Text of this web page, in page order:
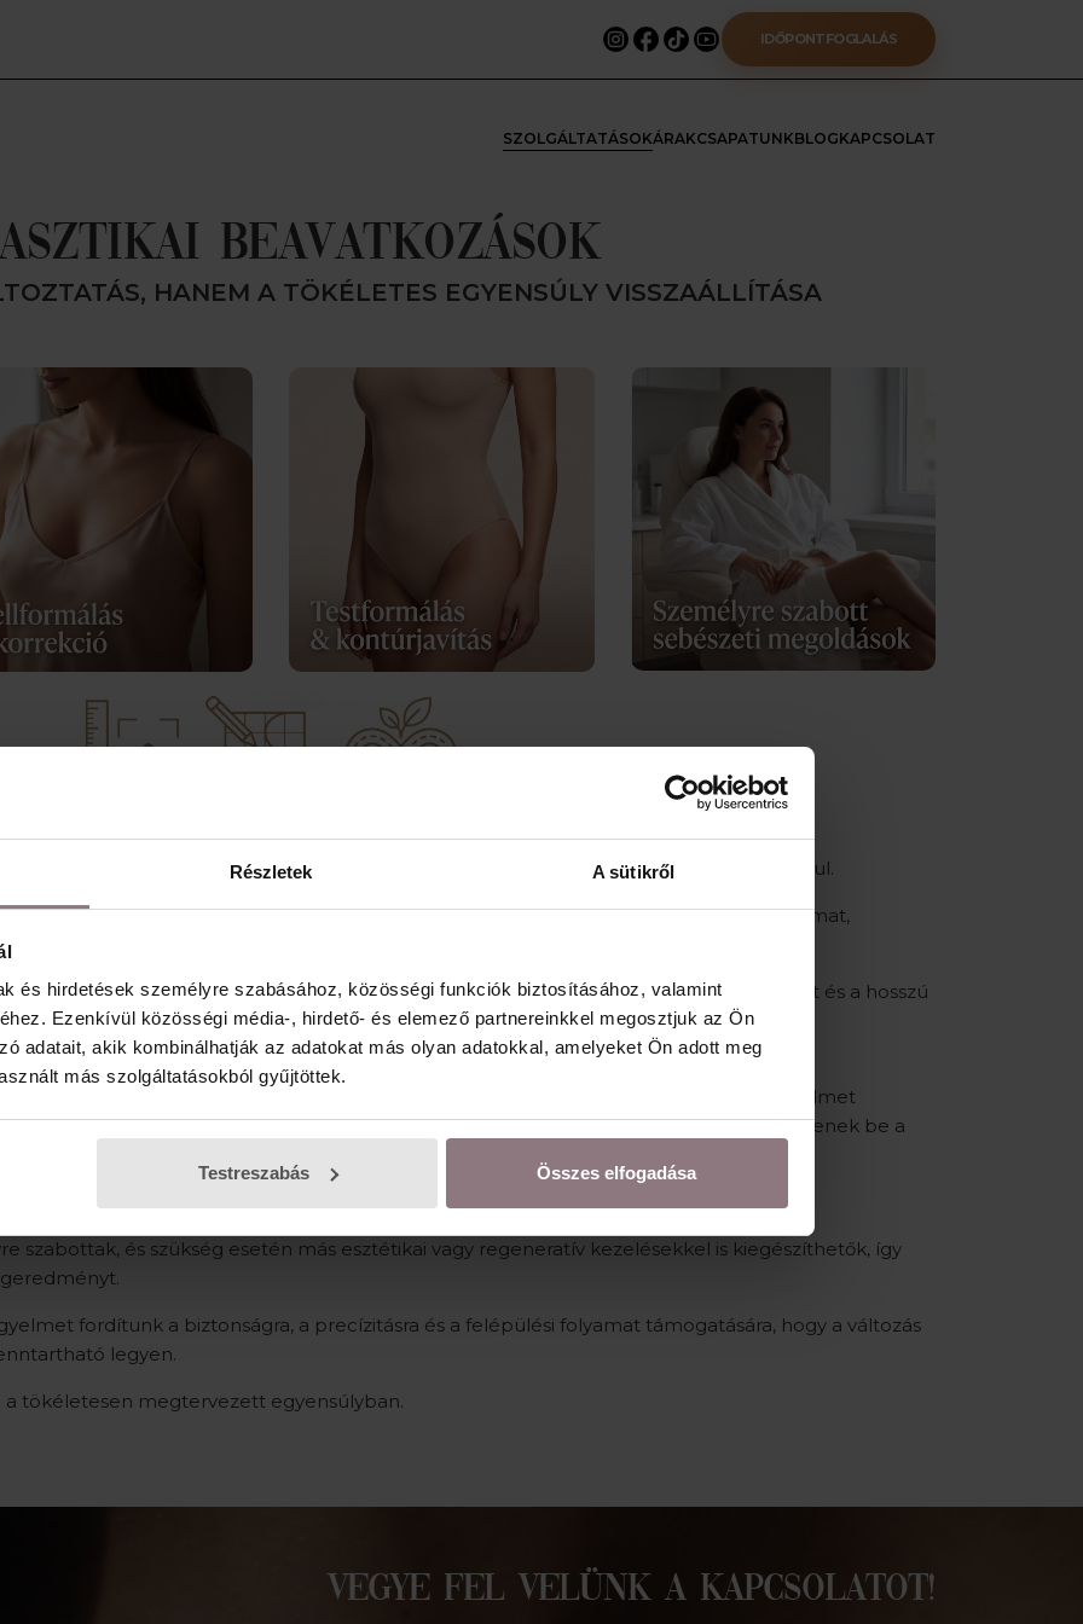
Részletek A sütikről
és hirdetések személyre szabásához, közösségi funkciók biztosításához, valamint
Ezenkívül közösségi média-, hirdető- és elemező partnereinkkel megosztjuk az Ön
adatait, akik kombinálhatják az adatokat más olyan adatokkal, amelyeket Ön adott meg
más szolgáltatásokból gyűjtöttek.
Testreszabás Összes elfogadása
IDŐPONTFOGLALÁS
SZOLGÁLTATÁSOKÁRAKCSAPATUNKBLOGKAPCSOLAT
BEAVATKOZÁSOK
HANEM A TÖKÉLETES EGYENSÚLY VISSZAÁLLÍTÁSA
ahol az orvosi szakértelem a természetes harmónia megteremtésével párosul.
esztétikai beavatkozások sorozata, hanem egy tudatos, orvosi alapokon nyugvó folyamat,
természetes megjelenés finomítása.
kezdődik, ahol nemcsak az esztétikai igényeket, hanem az anatómiai adottságokat és a hosszú
nem a megváltoztatás, hanem az egyensúly visszaállítása – úgy, hogy az eredmény
szakmai edukáció és a nemzetközi trendek aktív követése adja. Kiemelt figyelmet
modern technológiák ne öncélúan, hanem valódi szakmai indokoltság mentén kerüljenek be a
szakmai háttér, precíz tervezés és egyéni szemlélet áll.
szabottak, és szükség esetén más esztétikai vagy regeneratív kezelésekkel is kiegészíthetők, így
fordítunk a biztonságra, a precízitásra és a felépülési folyamat támogatására, hogy a változás
legyen.
tökéletesen megtervezett egyensúlyban.
VEGYE FEL VELÜNK A KAPCSOLATOT!